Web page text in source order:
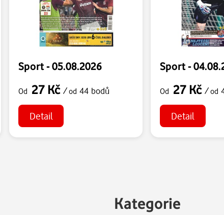
Sport - 05.08.2026
Od 27 Kč /od 44 bodů
Detail
Sport -
Od 27 Kč/od
Detail
Kategorie